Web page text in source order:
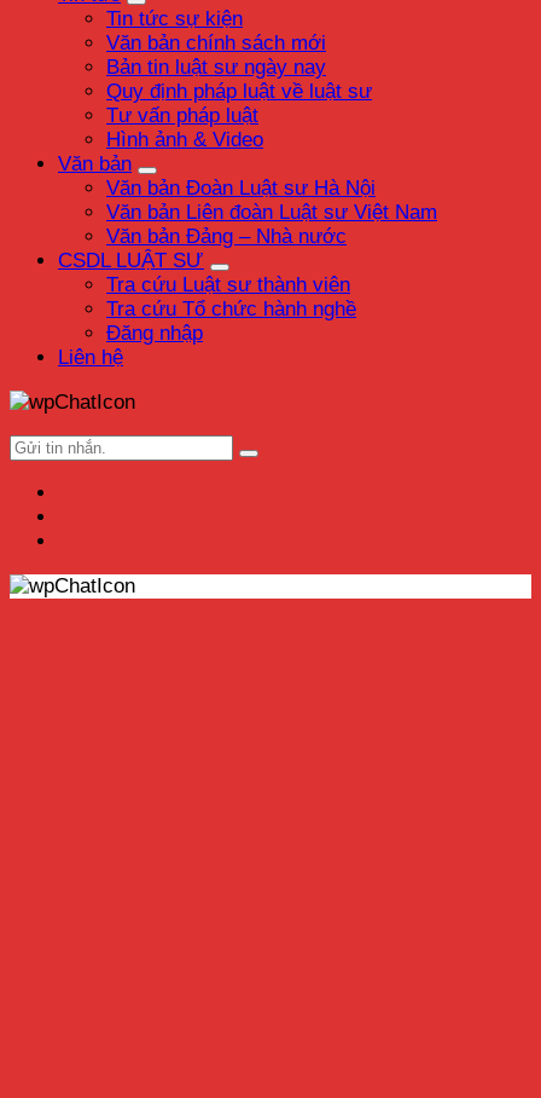
Tin tức sự kiện
Văn bản chính sách mới
Bản tin luật sư ngày nay
Quy định pháp luật về luật sư
Tư vấn pháp luật
Hình ảnh & Video
Văn bản
Văn bản Đoàn Luật sư Hà Nội
Văn bản Liên đoàn Luật sư Việt Nam
Văn bản Đảng – Nhà nước
CSDL LUẬT SƯ
Tra cứu Luật sư thành viên
Tra cứu Tổ chức hành nghề
Đăng nhập
Liên hệ